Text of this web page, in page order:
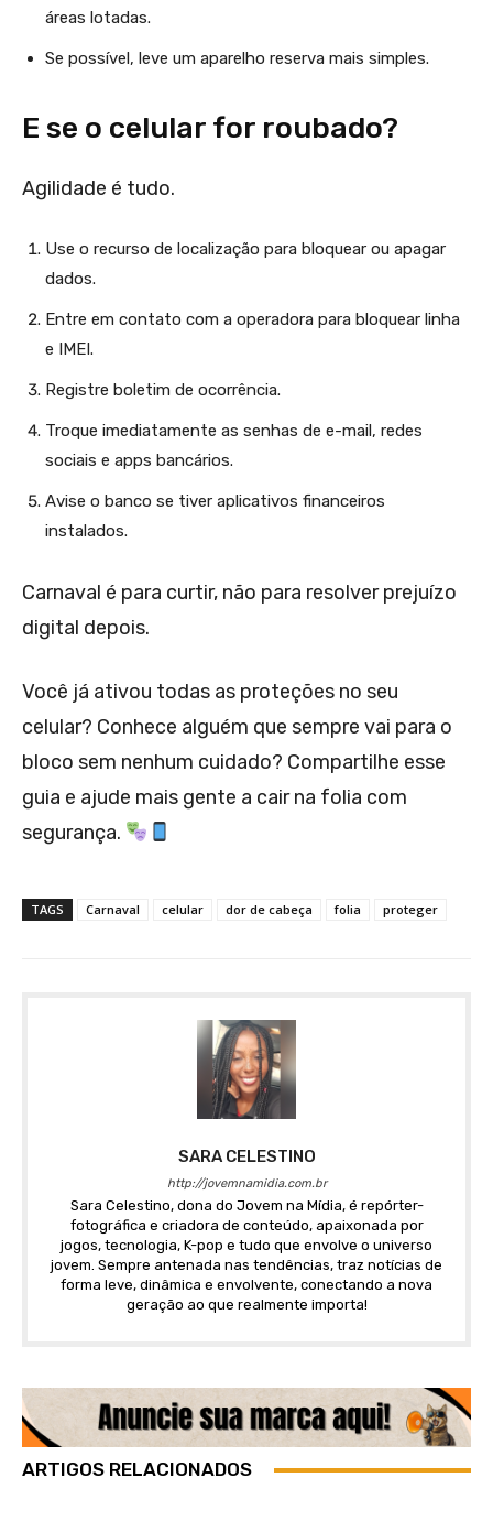
áreas lotadas.
Se possível, leve um aparelho reserva mais simples.
E se o celular for roubado?
Agilidade é tudo.
Use o recurso de localização para bloquear ou apagar
dados.
Entre em contato com a operadora para bloquear linha
e IMEI.
Registre boletim de ocorrência.
Troque imediatamente as senhas de e-mail, redes
sociais e apps bancários.
Avise o banco se tiver aplicativos financeiros
instalados.
Carnaval é para curtir, não para resolver prejuízo
digital depois.
Você já ativou todas as proteções no seu
celular? Conhece alguém que sempre vai para o
bloco sem nenhum cuidado? Compartilhe esse
guia e ajude mais gente a cair na folia com
segurança.
TAGS Carnaval celular dor de cabeça folia proteger
SARA CELESTINO
http://jovemnamidia.com.br
Sara Celestino, dona do Jovem na Mídia, é repórter-
fotográfica e criadora de conteúdo, apaixonada por
jogos, tecnologia, K-pop e tudo que envolve o universo
jovem. Sempre antenada nas tendências, traz notícias de
forma leve, dinâmica e envolvente, conectando a nova
geração ao que realmente importa!
ARTIGOS RELACIONADOS